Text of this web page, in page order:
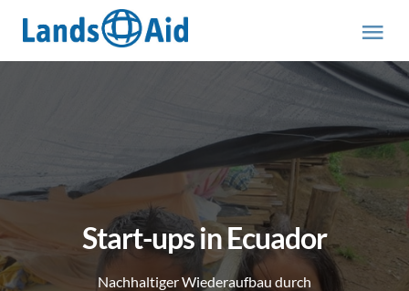
Inhalt
springen
ABOUT US (engl.)
Start-ups in Ecuador
Nachhaltiger Wiederaufbau durch